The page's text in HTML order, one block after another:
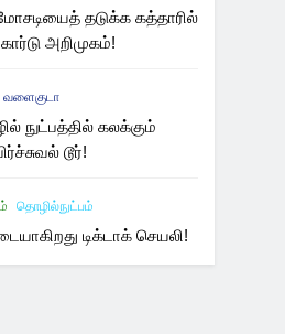
தடுக்க கத்தாரில்
அறிமுகம்!
வளைகுடா
நுட்பத்தில் கலக்கும்
டூர்!
தொழில்நுட்பம்
டிக்டாக் செயலி!